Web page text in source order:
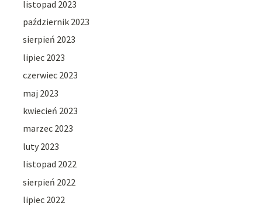
listopad 2023
październik 2023
sierpień 2023
lipiec 2023
czerwiec 2023
maj 2023
kwiecień 2023
marzec 2023
luty 2023
listopad 2022
sierpień 2022
lipiec 2022